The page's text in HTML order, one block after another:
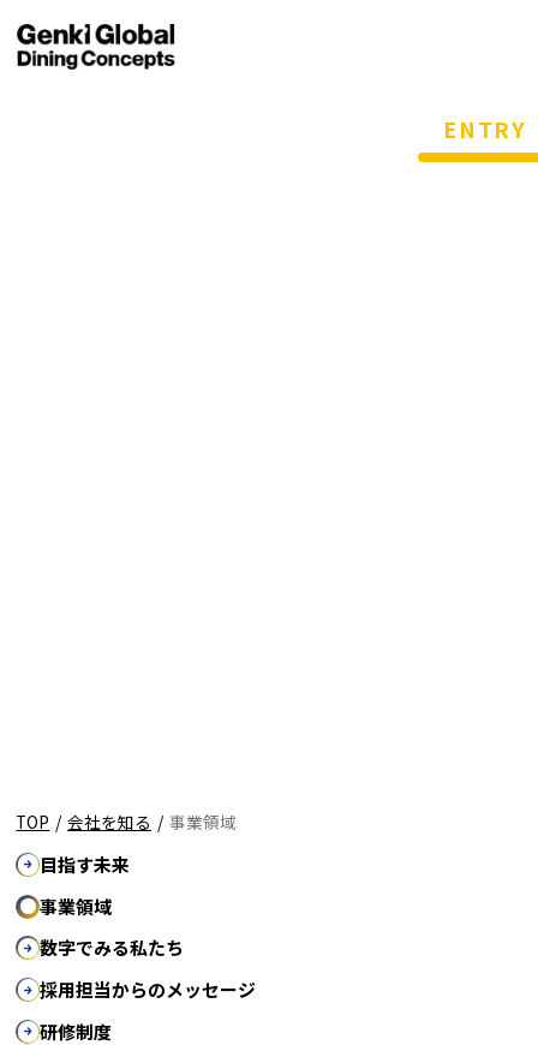
ENTRY
TOP / 会社を知る / 事業領域
目指す未来
事業領域
数字でみる私たち
採用担当からのメッセージ
研修制度